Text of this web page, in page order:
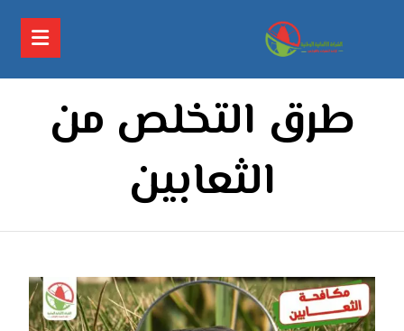
طرق التخلص من
الثعابين